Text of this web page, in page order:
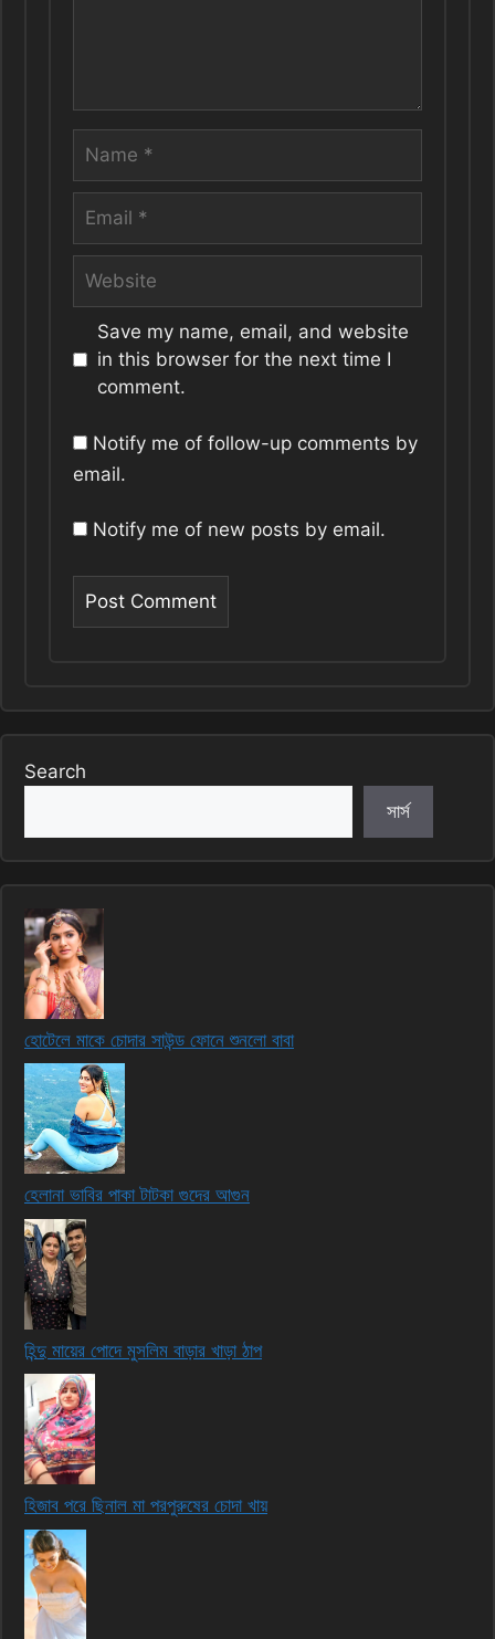
Name
Email
Website
Save my name, email, and website
in this browser for the next time I
comment.
Notify me of follow-up comments by
email.
Notify me of new posts by email.
Search
সার্স
হোটেলে মাকে চোদার সাউন্ড ফোনে শুনলো বাবা
হেলানা ভাবির পাকা টাটকা গুদের আগুন
হিন্দু মায়ের পোদে মুসলিম বাড়ার খাড়া ঠাপ
হিজাব পরে ছিনাল মা পরপুরুষের চোদা খায়